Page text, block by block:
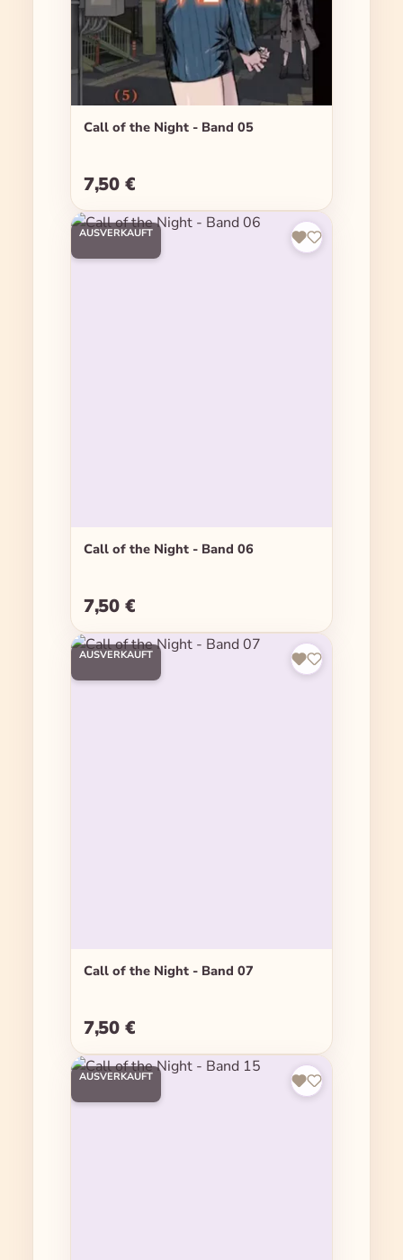
Call of the Night - Band 05
Regulärer Preis:
7,50 €
AUSVERKAUFT
Call of the Night - Band 06
Regulärer Preis:
7,50 €
AUSVERKAUFT
Call of the Night - Band 07
Regulärer Preis:
7,50 €
AUSVERKAUFT